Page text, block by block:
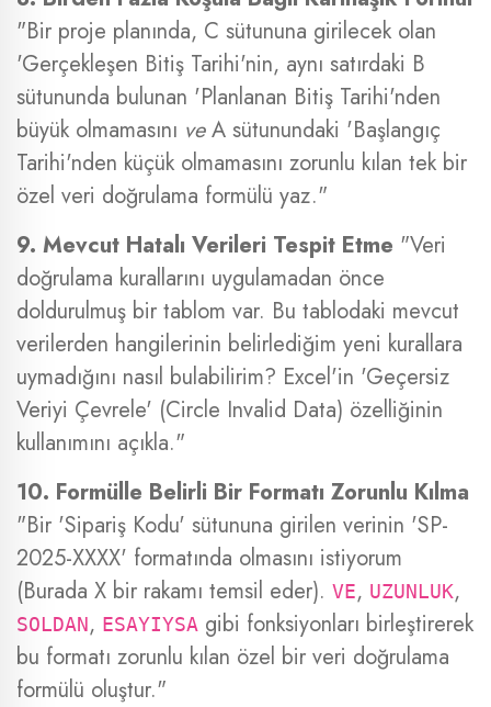
"Bir proje planında, C sütununa girilecek olan
'Gerçekleşen Bitiş Tarihi'nin, aynı satırdaki B
sütununda bulunan 'Planlanan Bitiş Tarihi'nden
büyük olmamasını veA sütunundaki 'Başlangıç
Tarihi'nden küçük olmamasını zorunlu kılan tek bir
özel veri doğrulama formülü yaz."
9. Mevcut Hatalı Verileri Tespit Etme "Veri
doğrulama kurallarını uygulamadan önce
doldurulmuş bir tablom var. Bu tablodaki mevcut
verilerden hangilerinin belirlediğim yeni kurallara
uymadığını nasıl bulabilirim? Excel'in 'Geçersiz
Veriyi Çevrele' (Circle Invalid Data) özelliğinin
kullanımını açıkla."
10. Formülle Belirli Bir Formatı Zorunlu Kılma
"Bir 'Sipariş Kodu' sütununa girilen verinin 'SP-
2025-XXXX' formatında olmasını istiyorum
(Burada X bir rakamı temsil eder). VE, UZUNLUK,
SOLDAN , ESAYIYSA gibi fonksiyonları birleştirerek
bu formatı zorunlu kılan özel bir veri doğrulama
formülü oluştur."